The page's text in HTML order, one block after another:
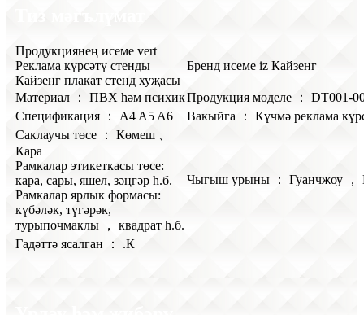
Продукциянең исеме vert
Реклама күрсәтү стенды
Кайзенг плакат стенд хуҗасы
Бренд исеме iz Кайзенг
Материал ： ПВХ һәм психикПродукция моделе ： DT001-
Спецификация ： A4 A5 A6
Вакыйга ： Күчмә реклама
Саклаучы төсе ： Көмеш 、
Кара
Рамкалар этикеткасы төсе:
кара, сары, яшел, зәңгәр һ.б.
Рамкалар ярлык формасы:
күбәләк, түгәрәк,
турыпочмаклы ， квадрат һ.б.
Чыгыш урыны ： Гуанчжоу ，
Гадәттә ясалган ： .К